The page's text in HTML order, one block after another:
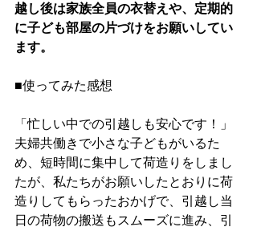
越し後は家族全員の衣替えや、定期的
に子ども部屋の片づけをお願いしてい
ます。
■使ってみた感想
「忙しい中での引越しも安心です！」
夫婦共働きで小さな子どもがいるた
め、短時間に集中して荷造りをしまし
たが、私たちがお願いしたとおりに荷
造りしてもらったおかげで、引越し当
日の荷物の搬送もスムーズに進み、引